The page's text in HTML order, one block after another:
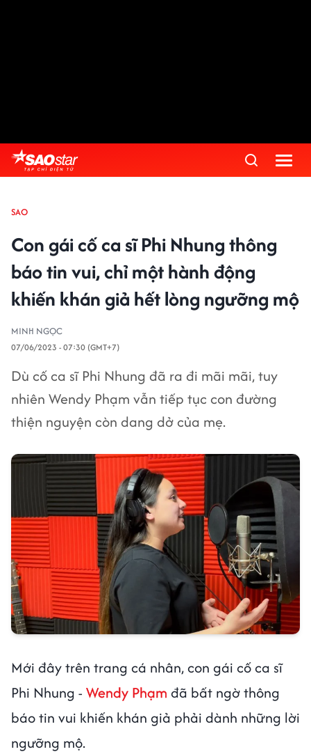
SAO
Con gái cố ca sĩ Phi Nhung thông
báo tin vui, chỉ một hành động
khiến khán giả hết lòng ngưỡng mộ
MINH NGỌC
07/06/2023 - 07:30 (GMT+7)
Dù cố ca sĩ Phi Nhung đã ra đi mãi mãi, tuy
nhiên Wendy Phạm vẫn tiếp tục con đường
thiện nguyện còn dang dở của mẹ.
Mới đây trên trang cá nhân, con gái cố ca sĩ
Phi Nhung - Wendy Phạm đã bất ngờ thông
báo tin vui khiến khán giả phải dành những lời
ngưỡng mộ.